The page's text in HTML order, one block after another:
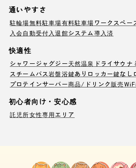
通いやすさ
駐輪場無料駐車場有料駐車場ワークスペー
入会自動受付 入退館システム導入済
快適性
シャワージャグジー天然温泉 ドライサウナ
スチームバス岩盤浴鍵ありロッカー鍵なし
プロテインサーバー商品/ドリンク販売WiFi
初心者向け・安心感
託児所女性専用エリア